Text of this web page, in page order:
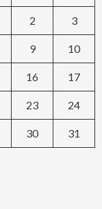
2 3
9 10
16 17
23 24
30 31